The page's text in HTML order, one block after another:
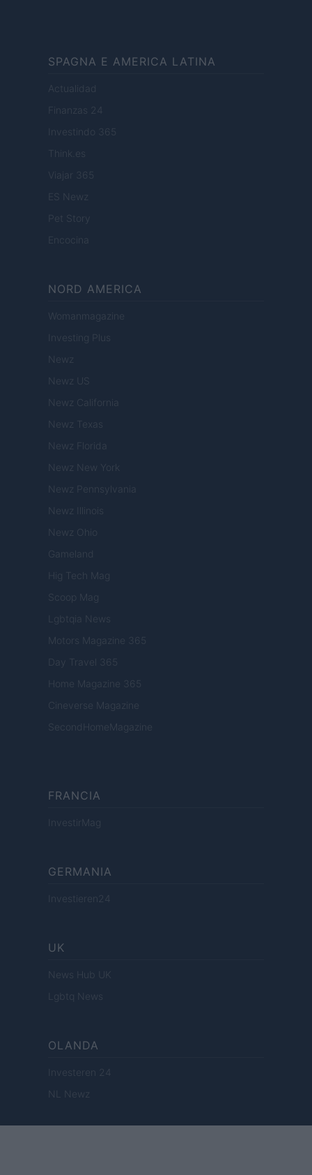
SPAGNA E AMERICA LATINA
Actualidad
Finanzas 24
Investindo 365
Think.es
Viajar 365
ES Newz
Pet Story
Encocina
NORD AMERICA
Womanmagazine
Investing Plus
Newz
Newz US
Newz California
Newz Texas
Newz Florida
Newz New York
Newz Pennsylvania
Newz Illinois
Newz Ohio
Gameland
Hig Tech Mag
Scoop Mag
Lgbtqia News
Motors Magazine 365
Day Travel 365
Home Magazine 365
Cineverse Magazine
SecondHomeMagazine
FRANCIA
InvestirMag
GERMANIA
Investieren24
UK
News Hub UK
Lgbtq News
OLANDA
Investeren 24
NL Newz